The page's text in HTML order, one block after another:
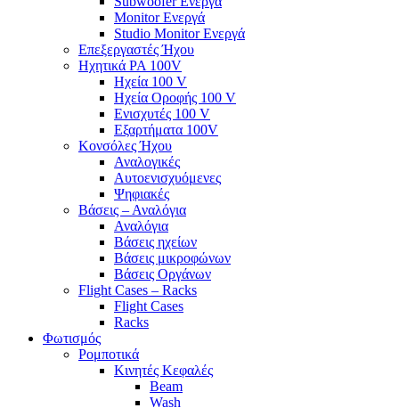
Monitor Ενεργά
Studio Monitor Ενεργά
Επεξεργαστές Ήχου
Ηχητικά PA 100V
Ηχεία 100 V
Ηχεία Οροφής 100 V
Ενισχυτές 100 V
Εξαρτήματα 100V
Κονσόλες Ήχου
Αναλογικές
Αυτοενισχυόμενες
Ψηφιακές
Βάσεις – Αναλόγια
Αναλόγια
Βάσεις ηχείων
Βάσεις μικροφώνων
Βάσεις Οργάνων
Flight Cases – Racks
Flight Cases
Racks
Φωτισμός
Ρομποτικά
Κινητές Κεφαλές
Beam
Wash